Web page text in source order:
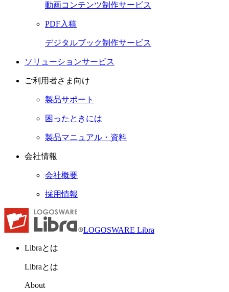
動画コンテンツ制作サービス
PDF入稿
デジタルブック制作サービス
ソリューションサービス
ご利用者さま向け
製品サポート
困ったときには
製品マニュアル・資料
会社情報
会社概要
採用情報
LOGOSWARE Libra
Libraとは
Libraとは
About